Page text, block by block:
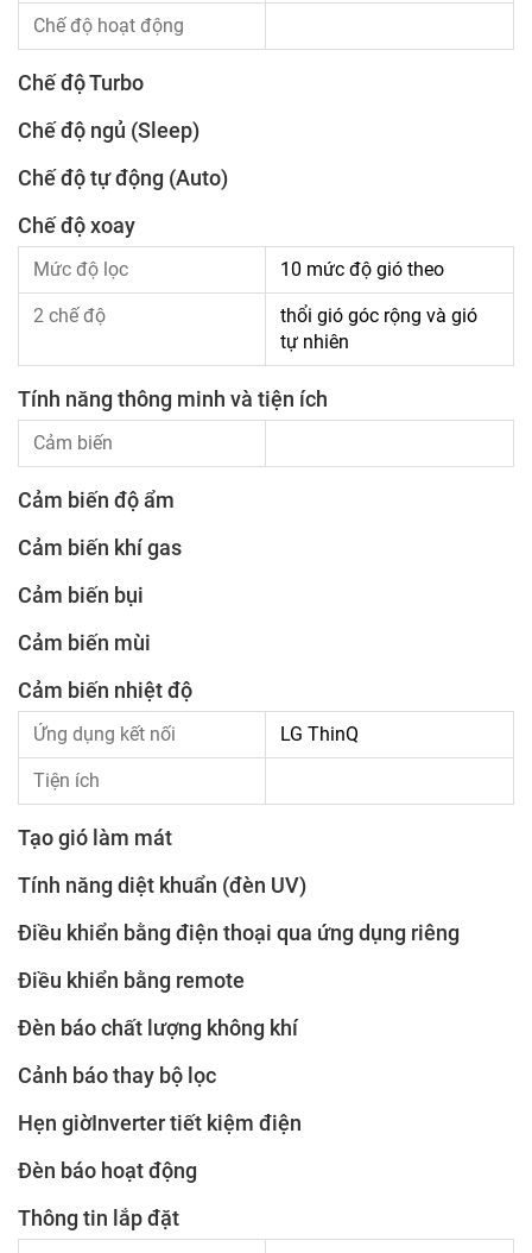
Chế độ hoạt động
Chế độ Turbo
Chế độ ngủ (Sleep)
Chế độ tự động (Auto)
Chế độ xoay
Mức độ lọc 10 mức độ gió theo
2 chế độ
thổi gió góc rộng và gió
tự nhiên
Tính năng thông minh và tiện ích
Cảm biến
Cảm biến độ ẩm
Cảm biến khí gas
Cảm biến bụi
Cảm biến mùi
Cảm biến nhiệt độ
Ứng dụng kết nối LG ThinQ
Tiện ích
Tạo gió làm mát
Tính năng diệt khuẩn (đèn UV)
Điều khiển bằng điện thoại qua ứng dụng riêng
Điều khiển bằng remote
Đèn báo chất lượng không khí
Cảnh báo thay bộ lọc
Hẹn giờInverter tiết kiệm điện
Đèn báo hoạt động
Thông tin lắp đặt